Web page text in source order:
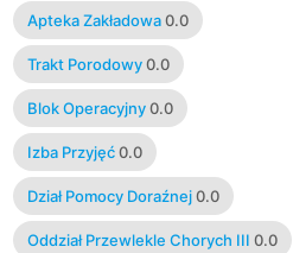
Apteka Zakładowa 0.0
Trakt Porodowy 0.0
Blok Operacyjny 0.0
Izba Przyjęć 0.0
Dział Pomocy Doraźnej 0.0
Oddział Przewlekle Chorych III 0.0